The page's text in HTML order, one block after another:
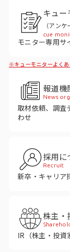
役員紹介
沿革
ニュース・メ
ソリューショ
採用情報
キュー
（アンケ
cue
モニター専用サ
※キューモニターよく
報道機
News
取材依頼、調査
わせ
採用に
Recruit
新卒・キャリア
株主・
IR（株主・投資